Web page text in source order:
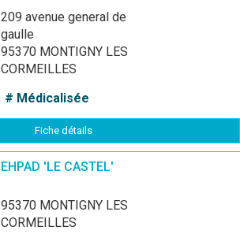
209 avenue general de
gaulle
95370 MONTIGNY LES
CORMEILLES
# Médicalisée
Fiche détails
EHPAD 'LE CASTEL'
95370 MONTIGNY LES
CORMEILLES